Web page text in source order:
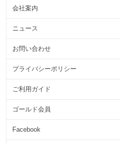
会社案内
ニュース
お問い合わせ
プライバシーポリシー
ご利用ガイド
ゴールド会員
Facebook